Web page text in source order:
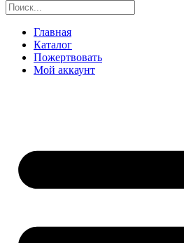
Главная
Каталог
Пожертвовать
Мой аккаунт